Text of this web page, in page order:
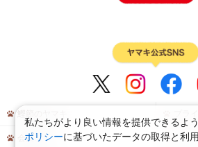
会員規約 サイ
私たちがより良い情報を提供できるよう
ポリシーに基づいたデータの取得と利